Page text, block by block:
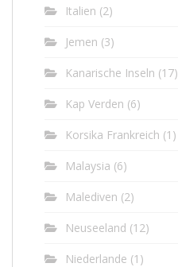
Italien (2)
Jemen (3)
Kanarische Inseln (17)
Kap Verden (6)
Korsika Frankreich (1)
Malaysia (6)
Malediven (2)
Neuseeland (12)
Niederlande (1)